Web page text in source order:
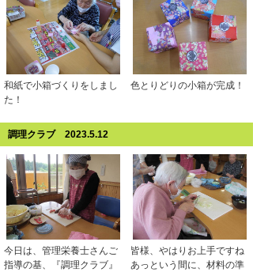
和紙で小箱づくりをしまし
た！
色とりどりの小箱が完成！
調理クラブ 2023.5.12
今日は、管理栄養士さんご
指導の基、『調理クラブ』
皆様、やはりお上手ですね
あっという間に、材料の準